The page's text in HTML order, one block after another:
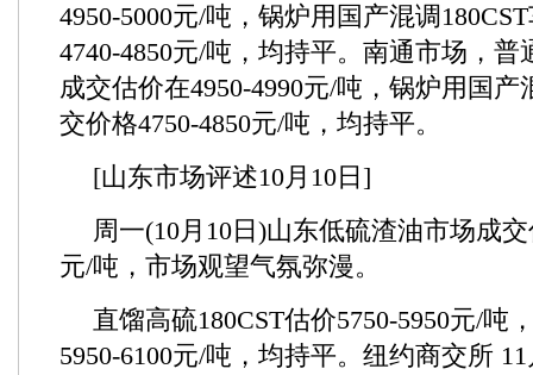
4950-5000元/吨，锅炉用国产混调
4740-4850元/吨，均持平。南通市场，普
成交估价在4950-4990元/吨，锅炉用国产
交价格4750-4850元/吨，均持平。
[山东市场评述10月10日]
周一(10月10日)山东低硫渣油市场成交
元/吨，市场观望气氛弥漫。
直馏高硫180CST估价5750-5950元/吨
5950-6100元/吨，均持平。纽约商交所